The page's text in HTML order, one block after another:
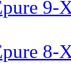
9-
8-